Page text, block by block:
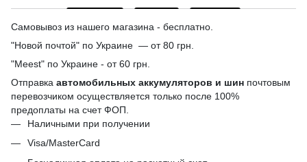
Самовывоз из нашего магазина - бесплатно.
"Новой почтой" по Украине — от 80 грн.
"Meest" по Украине - от 60 грн.
Отправка автомобильных аккумуляторов и шин почтовым
перевозчиком осуществляется только после 100%
предоплаты на счет ФОП.
Наличными при получении
Visa/MasterCard